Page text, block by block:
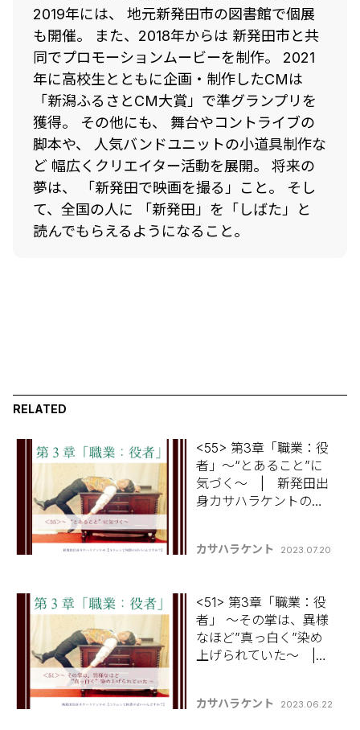
2019年には、 地元新発田市の図書館で個展
も開催。 また、2018年からは 新発田市と共
同でプロモーションムービーを制作。 2021
年に高校生とともに企画・制作したCMは
「新潟ふるさとCM大賞」で準グランプリを
獲得。 その他にも、 舞台やコントライブの
脚本や、 人気バンドユニットの小道具制作な
ど 幅広くクリエイター活動を展開。 将来の
夢は、 「新発田で映画を撮る」こと。 そし
て、全国の人に 「新発田」を「しばた」と
読んでもらえるようになること。
RELATED
<55> 第3章「職業：役
者」～“とあること”に
気づく～ | 新発田出
身カサハラケントの
カサハラケント 2023.07.20
<51> 第3章「職業：役
者」 ～その掌は、異様
なほど”真っ白く”染め
上げられていた～ |
書けばいいんです
カサハラケント 2023.06.22